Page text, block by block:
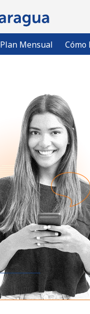
Plan Mensual Cómo